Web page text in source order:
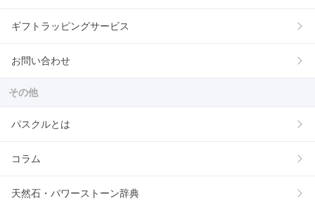
ギフトラッピングサービス
お問い合わせ
その他
パスクルとは
コラム
天然石・パワーストーン辞典